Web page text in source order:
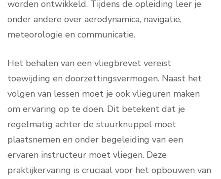
worden ontwikkeld. Tijdens de opleiding leer je
onder andere over aerodynamica, navigatie,
meteorologie en communicatie.
Het behalen van een vliegbrevet vereist
toewijding en doorzettingsvermogen. Naast het
volgen van lessen moet je ook vlieguren maken
om ervaring op te doen. Dit betekent dat je
regelmatig achter de stuurknuppel moet
plaatsnemen en onder begeleiding van een
ervaren instructeur moet vliegen. Deze
praktijkervaring is cruciaal voor het opbouwen van